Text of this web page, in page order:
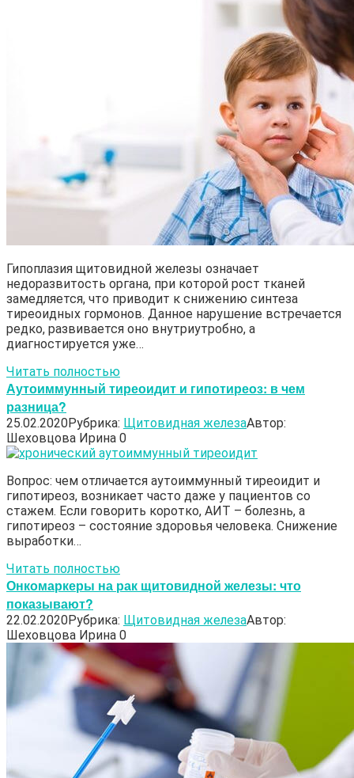
Гипоплазия щитовидной железы означает
недоразвитость органа, при которой рост тканей
замедляется, что приводит к снижению синтеза
тиреоидных гормонов. Данное нарушение встречается
редко, развивается оно внутриутробно, а
диагностируется уже…
Читать полностью
Аутоиммунный тиреоидит и гипотиреоз: в чем
разница?
25.02.2020Рубрика: Щитовидная железаАвтор:
Шеховцова Ирина 0
Вопрос: чем отличается аутоиммунный тиреоидит и
гипотиреоз, возникает часто даже у пациентов со
стажем. Если говорить коротко, АИТ – болезнь, а
гипотиреоз – состояние здоровья человека. Снижение
выработки…
Читать полностью
Онкомаркеры на рак щитовидной железы: что
показывают?
22.02.2020Рубрика: Щитовидная железаАвтор:
Шеховцова Ирина 0